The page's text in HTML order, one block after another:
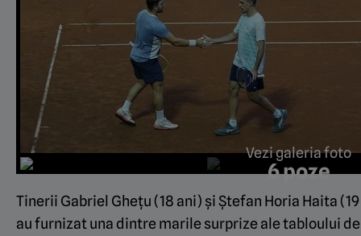
Vezi galeria foto
6 poze
Tinerii Gabriel Ghețu (18 ani) și Ștefan Horia Haita
au furnizat una dintre marile surprize ale tabloului de